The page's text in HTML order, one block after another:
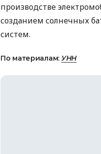
производстве
созданием солнечных
систем.
По материалам: УНН